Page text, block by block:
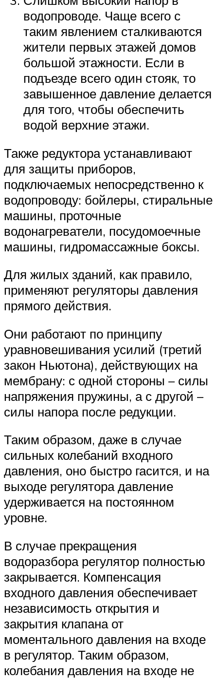
водопроводе. Чаще всего с
таким явлением сталкиваются
жители первых этажей домов
большой этажности. Если в
подъезде всего один стояк, то
завышенное давление делается
для того, чтобы обеспечить
водой верхние этажи.
Также редуктора устанавливают
для защиты приборов,
подключаемых непосредственно к
водопроводу: бойлеры, стиральные
машины, проточные
водонагреватели, посудомоечные
машины, гидромассажные боксы.
Для жилых зданий, как правило,
применяют регуляторы давления
прямого действия.
Они работают по принципу
уравновешивания усилий (третий
закон Ньютона), действующих на
мембрану: с одной стороны – силы
напряжения пружины, а с другой –
силы напора после редукции.
Таким образом, даже в случае
сильных колебаний входного
давления, оно быстро гасится, и на
выходе регулятора давление
удерживается на постоянном
уровне.
В случае прекращения
водоразбора регулятор полностью
закрывается. Компенсация
входного давления обеспечивает
независимость открытия и
закрытия клапана от
моментального давления на входе
в регулятор. Таким образом,
колебания давления на входе не